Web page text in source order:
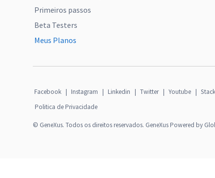
Primeiros passos
Beta Testers
Meus Planos
Facebook | Instagram | Linkedin | Twitter | Youtube |
Politica de Privacidade
© GeneXus. Todos os direitos reservados. GeneXus Powered by